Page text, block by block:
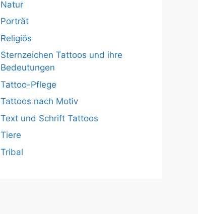
Natur
Porträt
Religiös
Sternzeichen Tattoos und ihre
Bedeutungen
Tattoo-Pflege
Tattoos nach Motiv
Text und Schrift Tattoos
Tiere
Tribal